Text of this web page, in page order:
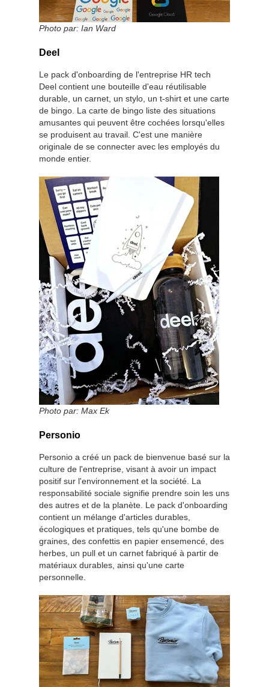
Photo par: Ian Ward
Deel
Le pack d'onboarding de l'entreprise HR tech
Deel contient une bouteille d'eau réutilisable
durable, un carnet, un stylo, un t-shirt et une carte
de bingo. La carte de bingo liste des situations
amusantes qui peuvent être cochées lorsqu'elles
se produisent au travail. C'est une manière
originale de se connecter avec les employés du
monde entier.
Photo par: Max Ek
Personio
Personio a créé un pack de bienvenue basé sur la
culture de l'entreprise, visant à avoir un impact
positif sur l'environnement et la société. La
responsabilité sociale signifie prendre soin les uns
des autres et de la planète. Le pack d'onboarding
contient un mélange d'articles durables,
écologiques et pratiques, tels qu'une bombe de
graines, des confettis en papier ensemencé, des
herbes, un pull et un carnet fabriqué à partir de
matériaux durables, ainsi qu'une carte
personnelle.